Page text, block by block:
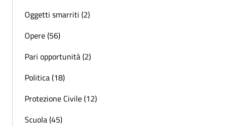
Oggetti smarriti (2)
Opere (56)
Pari opportunità (2)
Politica (18)
Protezione Civile (12)
Scuola (45)